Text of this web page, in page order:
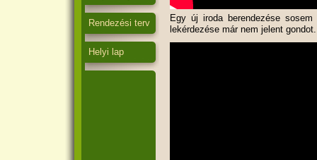
Rendezési terv
Helyi lap
Egy új iroda berendezése
lekérdezése már nem jelent gondot.